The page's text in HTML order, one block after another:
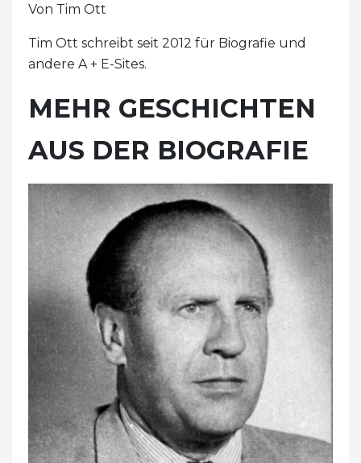
Von Tim Ott
Tim Ott schreibt seit 2012 für Biografie und
andere A + E-Sites.
MEHR GESCHICHTEN
AUS DER BIOGRAFIE